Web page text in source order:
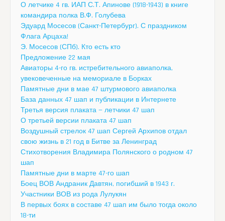
О летчике 4 гв. ИАП С.Т. Апинове (1918-1943) в книге
командира полка В.Ф. Голубева
Эдуард Мосесов (Санкт-Петербург). С праздником
Флага Арцаха!
Э. Мосесов (СПб). Кто есть кто
Предложение 22 мая
Авиаторы 4-го гв. истребительного авиаполка,
увековеченные на мемориале в Борках
Памятные дни в мае 47 штурмового авиаполка
База данных 47 шап и публикации в Интернете
Третья версия плаката — летчики 47 шап
О третьей версии плаката 47 шап
Воздушный стрелок 47 шап Сергей Архипов отдал
свою жизнь в 21 год в Битве за Ленинград
Стихотворения Владимира Полянского о родном 47
шап
Памятные дни в марте 47-го шап
Боец ВОВ Андраник Давтян, погибший в 1943 г.
Участники ВОВ из рода Лулукян
В первых боях в составе 47 шап им было тогда около
18-ти